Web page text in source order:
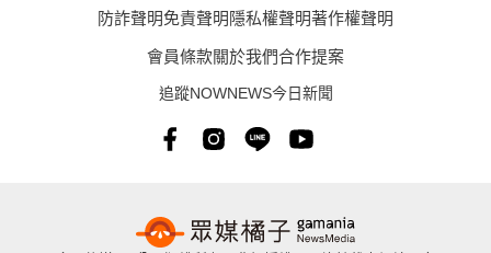
防詐聲明免責聲明隱私權聲明著作權聲明
會員條款關於我們合作提案
追蹤NOWNEWS今日新聞